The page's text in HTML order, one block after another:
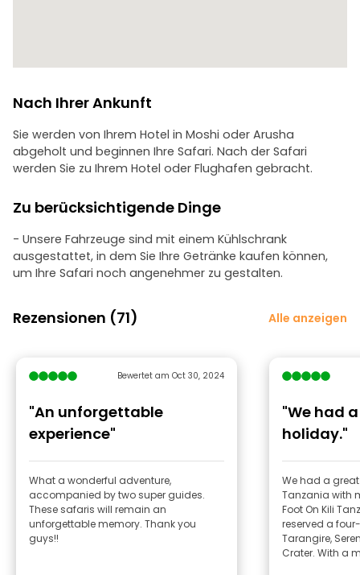
Nach Ihrer Ankunft
Sie werden von Ihrem Hotel in Moshi oder Arusha
abgeholt und beginnen Ihre Safari. Nach der Safari
werden Sie zu Ihrem Hotel oder Flughafen gebracht.
Zu berücksichtigende Dinge
- Unsere Fahrzeuge sind mit einem Kühlschrank
ausgestattet, in dem Sie Ihre Getränke kaufen können,
um Ihre Safari noch angenehmer zu gestalten.
Rezensionen (71) Alle anzeigen
Bewertet am Oct 30, 2024
"An unforgettable
experience"
What a wonderful adventure,
accompanied by two super guides.
These safaris will remain an
unforgettable memory. Thank you
guys!!
"We had
holiday."
We had a
Tanzania with
Foot On Kili
reserved a
Tarangire,
Crater. With a